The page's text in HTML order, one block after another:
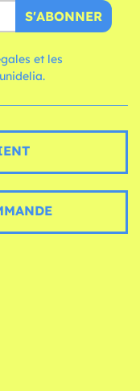
S'ABONNER
et les